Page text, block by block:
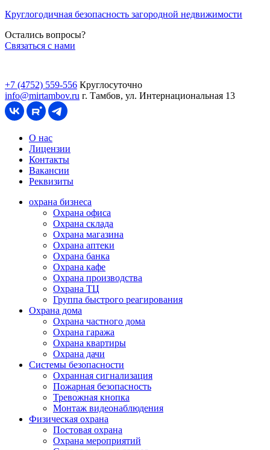
Круглогодичная безопасность загородной недвижимости
Остались вопросы?
Связаться с нами
+7 (4752) 559-556 Круглосуточно
info@mirtambov.ru г. Тамбов, ул. Интернациональная 13
О нас
Лицензии
Контакты
Вакансии
Реквизиты
охрана бизнеса
Охрана офиса
Охрана склада
Охрана магазина
Охрана аптеки
Охрана банка
Охрана кафе
Охрана производства
Охрана ТЦ
Группа быстрого реагирования
Охрана дома
Охрана частного дома
Охрана гаража
Охрана квартиры
Охрана дачи
Системы безопасности
Охранная сигнализация
Пожарная безопасность
Тревожная кнопка
Монтаж видеонаблюдения
Физическая охрана
Постовая охрана
Охрана мероприятий